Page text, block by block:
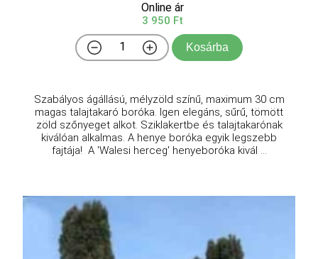
Online ár
3 950 Ft
Kosárba
Szabályos ágállású, mélyzöld színű, maximum 30 cm
magas talajtakaró boróka. Igen elegáns, sűrű, tömött
zöld szőnyeget alkot. Sziklakertbe és talajtakarónak
kiválóan alkalmas. A henye boróka egyik legszebb
fajtája! A 'Walesi herceg' henyeboróka kivál ...